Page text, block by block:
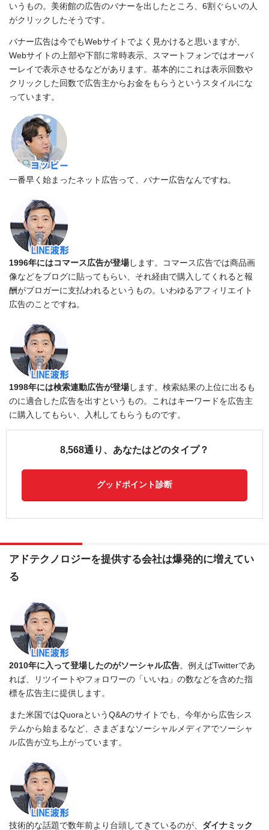
いうもの。美術館の広告のバナーを出したところ、6割ぐらいの人
がクリックしたそうです。
バナー広告は今でもWebサイトでよく見かけると思いますが、
Webサイトの上部や下部に常時表示、スマートフォンではオーバ
ーレイで表示させるなどがあります。基本的にこれは表示回数や
クリックした回数で広告主からお金をもらうというスタイルにな
っています。
一番早く始まったネット広告って、バナー広告なんですね。
1996年にはコマース広告が登場します。コマース広告では商品画
像などをブログに貼ってもらい、それ経由で購入してくれると報
酬がブロガーに支払われるというもの。いわゆるアフィリエイト
広告のことですね。
1998年には検索連動広告が登場します。検索結果の上位に出るも
のに適合した広告を出すというもの。これはキーワードを広告主
に購入してもらい、入札してもらうものです。
8,568通り、あなたはどのタイプ？
グッドポイント診断
アドテクノロジーを提供する会社は爆発的に増えてい
る
2010年に入って登場したのがソーシャル広告。例えばTwitterであ
れば、リツイートやフォロワーの「いいね」の数などを含めた指
標を広告主に提供します。
また米国ではQuoraというQ&Aのサイトでも、今年から広告シス
テムから始まるなど、さまざまなソーシャルメディアでソーシャ
ル広告が立ち上がっています。
技術的な話題で数年前より台頭してきているのが、 ダイナミック